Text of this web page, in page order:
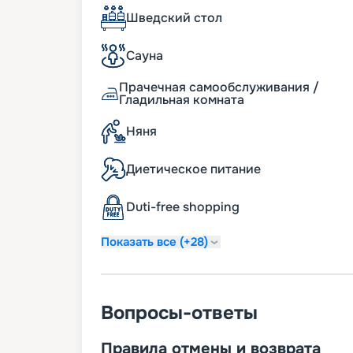
ярким и полным впечатлений круизом,
оставят даже привередливых гостей в
можете изучить расписание, маршруты,
других клиентов и смотрите фото и план
настоящее удовольствие от
комфортным.
Шведский стол
Сауна
Прачечная самообслуживания /
Гладильная комната
Няня
Диетическое питание
Duti-free shopping
Показать все (+28)
Вопросы-ответы
Правила отмены и возврата